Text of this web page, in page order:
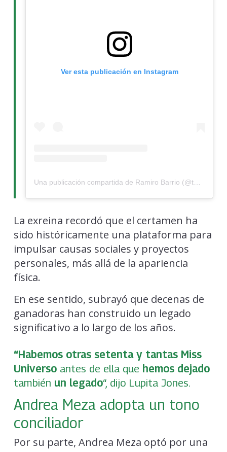
Ver esta publicación en Instagram
Una publicación compartida de Ramiro Barrio (@todoporlacoronaofficial)
La exreina recordó que el certamen ha
sido históricamente una plataforma para
impulsar causas sociales y proyectos
personales, más allá de la apariencia
física.
En ese sentido, subrayó que decenas de
ganadoras han construido un legado
significativo a lo largo de los años.
“Habemos otras setenta y tantas Miss
Universo antes de ella que hemos dejado
también un legado“, dijo Lupita Jones.
Andrea Meza adopta un tono
conciliador
Por su parte, Andrea Meza optó por una